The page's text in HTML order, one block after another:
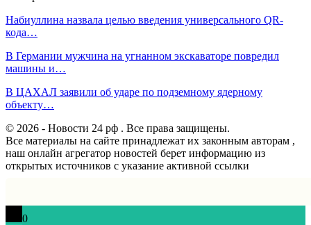
Набиуллина назвала целью введения универсального QR-
кода…
В Германии мужчина на угнанном экскаваторе повредил
машины и…
В ЦАХАЛ заявили об ударе по подземному ядерному
объекту…
© 2026 - Новости 24 рф . Все права защищены.
Все материалы на сайте принадлежат их законным авторам ,
наш онлайн агрегатор новостей берет информацию из
открытых источников с указание активной ссылки
0